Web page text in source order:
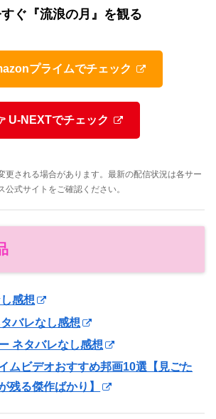
ぐ『流浪の月』を観る
プライムでチェック
U-NEXTでチェック
される場合があります。最新の配信状況は各サー
公式サイトをご確認ください。
感想
バレなし感想
ネタバレなし感想
ムビデオおすすめ邦画10選【見ごた
残る傑作ばかり】